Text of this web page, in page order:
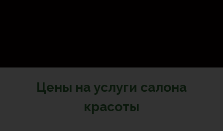
Цены на услуги салона
красоты